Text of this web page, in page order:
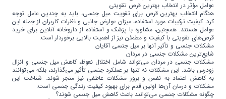
عوامل مؤثر در انتخاب بهترین قرص تقویتی
هنگام انتخاب بهترین قرص برای تقویت میل جنسی، باید به چندین عامل توجه
کرد. کیفیت ترکیبات مورد استفاده، میزان عوارض جانبی و نظرات کاربران از جمله این
عوامل هستند. همچنین، مشاوره با پزشک و استفاده از داروخانه آنلاین برای خرید
قرص‌های تقویتی با کیفیت و مطمئن نیز از اهمیت بالایی برخوردار است.
مشکلات جنسی و تأثیر آنها بر میل جنسی آقایان
شایع‌ترین مشکلات جنسی در مردان
مشکلات جنسی در مردان می‌تواند شامل اختلال نعوظ، کاهش میل جنسی و انزال
زودرس باشد. این مشکلات نه تنها بر عملکرد جنسی تأثیر می‌گذارند، بلکه می‌توانند
به کاهش اعتماد به نفس و بروز مشکلات عاطفی نیز منجر شوند. شناخت این
مشکلات و درمان آن‌ها اولین قدم برای بهبود کیفیت زندگی جنسی است.
چگونه مشکلات جنسی می‌توانند باعث کاهش میل جنسی شوند؟